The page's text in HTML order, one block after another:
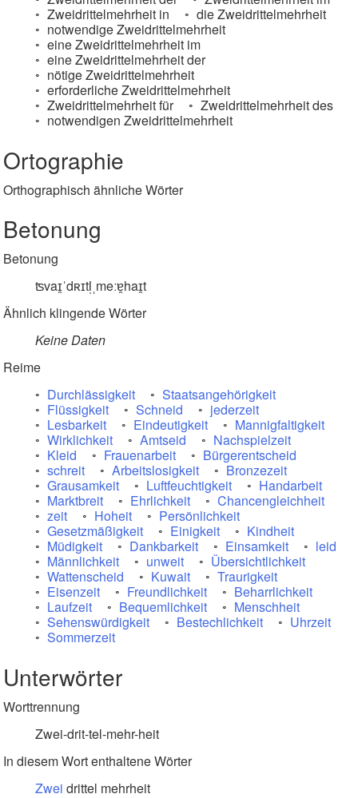
Zweidrittelmehrheit in
die Zweidrittelmehrheit
notwendige Zweidrittelmehrheit
eine Zweidrittelmehrheit im
eine Zweidrittelmehrheit der
nötige Zweidrittelmehrheit
erforderliche Zweidrittelmehrheit
Zweidrittelmehrheit für
Zweidrittelmehrheit des
notwendigen Zweidrittelmehrheit
Ortographie
Orthographisch ähnliche Wörter
Betonung
Betonung
ʦvaɪ̯ˈdʀɪtl̩ˌmeːɐ̯haɪ̯t
Ähnlich klingende Wörter
Keine Daten
Reime
Durchlässigkeit
Staatsangehörigkeit
Flüssigkeit
Schneid
jederzeit
Lesbarkeit
Eindeutigkeit
Mannigfaltigkeit
Wirklichkeit
Amtseid
Nachspielzeit
Kleid
Frauenarbeit
Bürgerentscheid
schreit
Arbeitslosigkeit
Bronzezeit
Grausamkeit
Luftfeuchtigkeit
Handarbeit
Marktbreit
Ehrlichkeit
Chancengleichheit
zeit
Hoheit
Persönlichkeit
Gesetzmäßigkeit
Einigkeit
Kindheit
Müdigkeit
Dankbarkeit Einsamkeit
leid
Männlichkeit
unweit
Übersichtlichkeit
Wattenscheid
Kuwait
Traurigkeit
Eisenzeit
Freundlichkeit
Beharrlichkeit
Laufzeit
Bequemlichkeit
Menschheit
Sehenswürdigkeit
Bestechlichkeit
Uhrzeit
Sommerzeit
Unterwörter
Worttrennung
Zwei-drit-tel-mehr-heit
In diesem Wort enthaltene Wörter
Zwei drittel mehrheit